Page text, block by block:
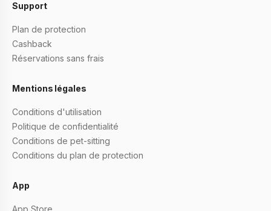
Support
Plan de protection
Cashback
Réservations sans frais
Mentions légales
Conditions d'utilisation
Politique de confidentialité
Conditions de pet-sitting
Conditions du plan de protection
App
App Store